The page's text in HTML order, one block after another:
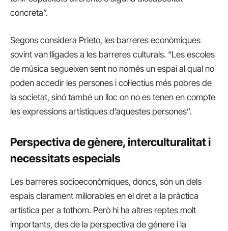
concreta”.
Segons considera Prieto, les barreres econòmiques
sovint van lligades a les barreres culturals. “Les escoles
de música segueixen sent no només un espai al qual no
poden accedir les persones i col·lectius més pobres de
la societat, sinó també un lloc on no es tenen en compte
les expressions artístiques d’aquestes persones”.
Perspectiva de gènere, interculturalitat i
necessitats especials
Les barreres socioeconòmiques, doncs, són un dels
espais clarament millorables en el dret a la pràctica
artística per a tothom. Però hi ha altres reptes molt
importants, des de la perspectiva de gènere i la